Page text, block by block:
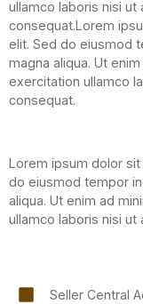
ullamco laboris nisi
consequat.Lorem
elit. Sed do eiusmod
magna aliqua. Ut
exercitation ullamco
consequat.
Lorem ipsum dolor
do eiusmod tempor
aliqua. Ut enim ad
ullamco laboris nisi
Seller Central